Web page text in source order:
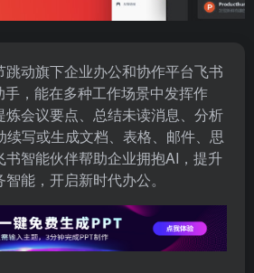
动旗下企业办公和协作平台飞书
，能在多种工作场景中发挥作
炼会议要点、总结未读消息、分析
续写或生成文档、表格、邮件、思
智能伙伴帮助企业拥抱AI，提升
能，开启新时代办公。